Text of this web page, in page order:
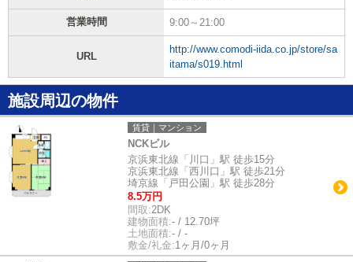
営業時間 9:00～21:00
URL
http://www.comodi-iida.co.jp/store/sa
itama/s019.html
施設周辺の物件
賃貸｜マンション
NCKビル
京浜東北線「川口」駅 徒歩15分
京浜東北線「西川口」駅 徒歩21分
埼京線「戸田公園」駅 徒歩28分
8.5万円
間取:2DK
建物面積:- / 12.70坪
土地面積:- / -
敷金/礼金:1ヶ月/0ヶ月